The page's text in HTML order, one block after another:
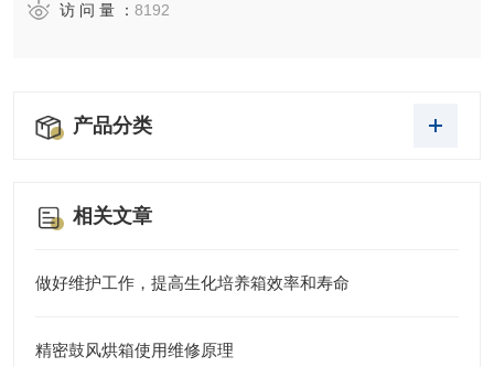
访 问 量 ： 8192
产品分类
相关文章
做好维护工作，提高生化培养箱效率和寿命
精密鼓风烘箱使用维修原理